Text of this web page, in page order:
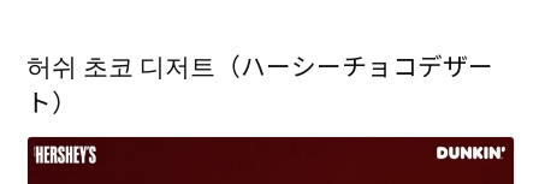
허쉬 초코 디저트（ハーシーチョコデザー
ト）